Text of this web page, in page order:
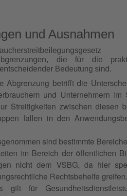
und Ausnahmen
die für die
Bedeutung sind.
Abgrenzung betrifft die
und Unternehmern im
Streitigkeiten zwischen diesen
fallen in den
sind bestimmte
im Bereich der öffentlichen
nicht dem VSBG, da hier
Rechtsbehelfe greifen.
gilt für